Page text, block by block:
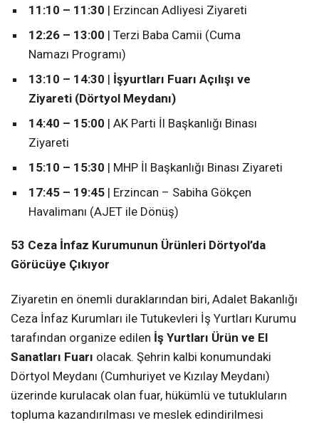
11:10 – 11:30 | Erzincan Adliyesi Ziyareti
12:26 – 13:00 | Terzi Baba Camii (Cuma
Namazı Programı)
13:10 – 14:30 | İşyurtları Fuarı Açılışı ve
Ziyareti (Dörtyol Meydanı)
14:40 – 15:00 | AK Parti İl Başkanlığı Binası
Ziyareti
15:10 – 15:30 | MHP İl Başkanlığı Binası Ziyareti
17:45 – 19:45 | Erzincan – Sabiha Gökçen
Havalimanı (AJET ile Dönüş)
53 Ceza İnfaz Kurumunun Ürünleri Dörtyol’da
Görücüye Çıkıyor
Ziyaretin en önemli duraklarından biri, Adalet Bakanlığı
Ceza İnfaz Kurumları ile Tutukevleri İş Yurtları Kurumu
tarafından organize edilen İş Yurtları Ürün ve El
Sanatları Fuarı olacak. Şehrin kalbi konumundaki
Dörtyol Meydanı (Cumhuriyet ve Kızılay Meydanı)
üzerinde kurulacak olan fuar, hükümlü ve tutukluların
topluma kazandırılması ve meslek edindirilmesi